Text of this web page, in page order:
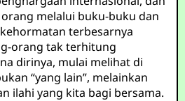
melalui buku-buku dan
terbesarnya
orang tak terhitung
dirinya, mulai melihat di
“yang lain”, melainkan
ilahi yang kita bagi bersama.